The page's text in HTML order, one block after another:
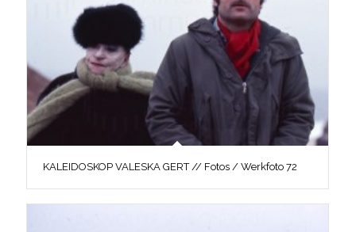
KALEIDOSKOP VALESKA GERT // Fotos / Werkfoto 72